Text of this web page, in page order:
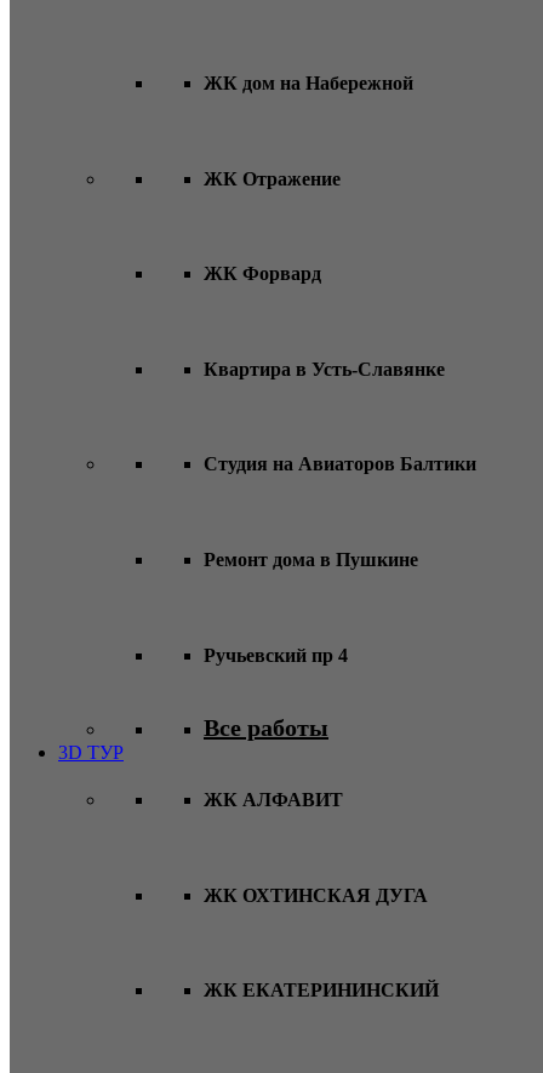
ЖК дом на Набережной
ЖК Отражение
ЖК Форвард
Квартира в Усть-Славянке
Студия на Авиаторов Балтики
Ремонт дома в Пушкине
Ручьевский пр 4
Все работы
3D ТУР
ЖК АЛФАВИТ
ЖК ОХТИНСКАЯ ДУГА
ЖК ЕКАТЕРИНИНСКИЙ